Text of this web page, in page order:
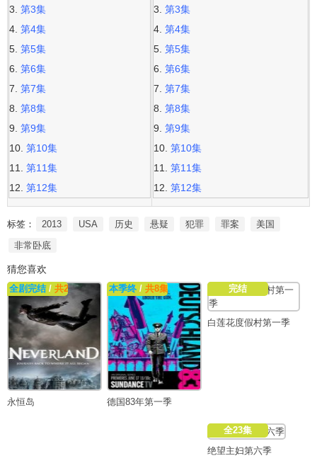
第3集
第4集
第5集
第6集
第7集
第8集
第9集
第10集
第11集
第12集
第3集
第4集
第5集
第6集
第7集
第8集
第9集
第10集
第11集
第12集
标签： 2013 USA 历史 悬疑 犯罪 罪案
美国
非常卧底
猜您喜欢
全剧完结 / 共2集
永恒岛
本季终 /共8集
德国83年第一季
完结
白莲花度假村第一季
全23集
绝望主妇第六季